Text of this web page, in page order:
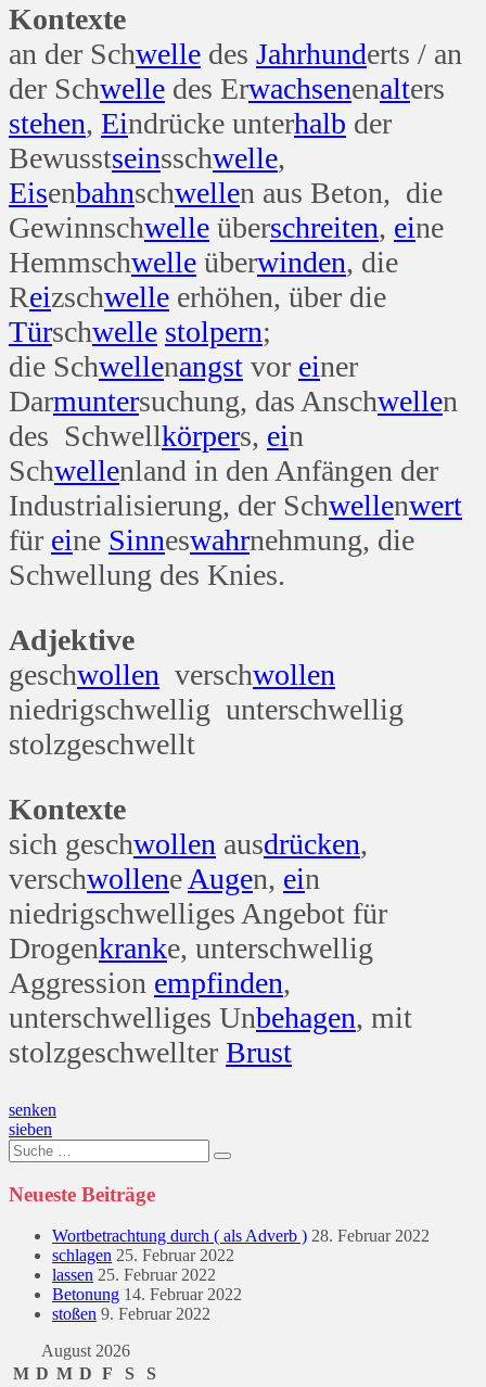
Kontexte
an der Schwelle des Jahrhunderts / an
der Schwelle des Erwachsenenalters
stehen, Eindrücke unterhalb der
Bewusstseinsschwelle,
Eisenbahnschwellen aus Beton, die
Gewinnschwelle überschreiten, eine
Hemmschwelle überwinden, die
Reizschwelle erhöhen, über die
Türschwelle stolpern;
die Schwellenangst vor einer
Darmuntersuchung, das Anschwellen
des Schwellkörpers, ein
Schwellenland in den Anfängen der
Industrialisierung, der Schwellenwert
für eine Sinneswahrnehmung, die
Schwellung des Knies.
Adjektive
geschwollen verschwollen
niedrigschwellig unterschwellig
stolzgeschwellt
Kontexte
sich geschwollen ausdrücken,
verschwollene Augen, ein
niedrigschwelliges Angebot für
Drogenkranke, unterschwellig
Aggression empfinden,
unterschwelliges Unbehagen, mit
stolzgeschwellter Brust
Beitragsnavigation
senken
sieben
Suche
nach:
Neueste Beiträge
Wortbetrachtung durch ( als Adverb ) 28. Februar 2022
schlagen 25. Februar 2022
lassen 25. Februar 2022
Betonung 14. Februar 2022
stoßen 9. Februar 2022
August 2026
M D M D F S S